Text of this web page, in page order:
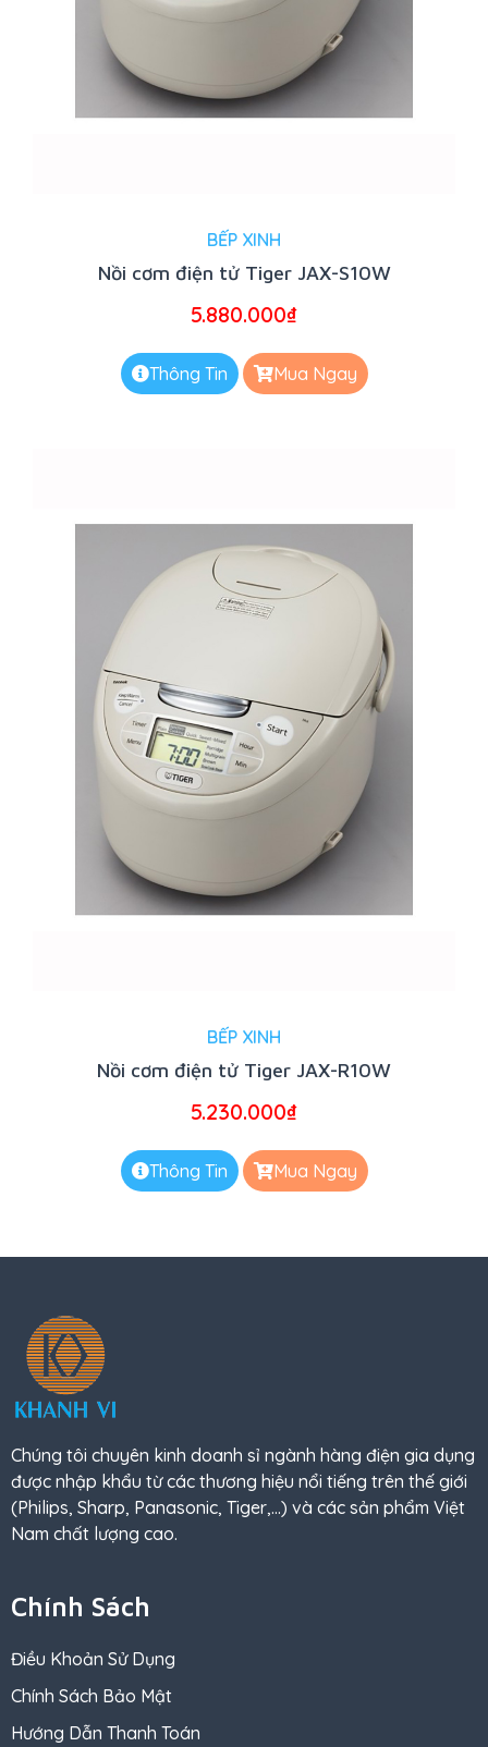
BẾP XINH
Nồi cơm điện tử Tiger JAX-S10W
5.880.000₫
Thông Tin Mua Ngay
BẾP XINH
Nồi cơm điện tử Tiger JAX-R10W
5.230.000₫
Thông Tin Mua Ngay
Chúng tôi chuyên kinh doanh sỉ ngành hàng điện gia dụng
được nhập khẩu từ các thương hiệu nổi tiếng trên thế giới
(Philips, Sharp, Panasonic, Tiger,…) và các sản phẩm Việt
Nam chất lượng cao.
Chính Sách
Điều Khoản Sử Dụng
Chính Sách Bảo Mật
Hướng Dẫn Thanh Toán